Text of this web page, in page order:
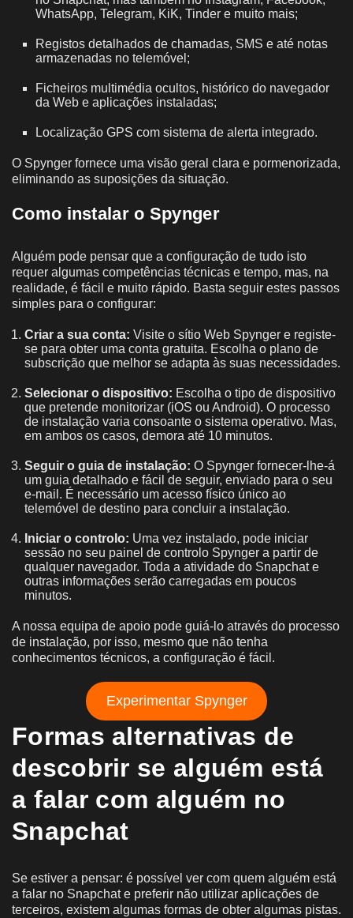
WhatsApp, Telegram, KiK, Tinder e muito mais;
Registos detalhados de chamadas, SMS e até notas
armazenadas no telemóvel;
Ficheiros multimédia ocultos, histórico do navegador
da Web e aplicações instaladas;
Localização GPS com sistema de alerta integrado.
O Spynger fornece uma visão geral clara e pormenorizada,
eliminando as suposições da situação.
Como instalar o Spynger
Alguém pode pensar que a configuração de tudo isto
requer algumas competências técnicas e tempo, mas, na
realidade, é fácil e muito rápido. Basta seguir estes passos
simples para o configurar:
Criar a sua conta: Visite o sítio Web Spynger e registe-
se para obter uma conta gratuita. Escolha o plano de
subscrição que melhor se adapta às suas necessidades.
Selecionar o dispositivo: Escolha o tipo de dispositivo
que pretende monitorizar (iOS ou Android). O processo
de instalação varia consoante o sistema operativo. Mas,
em ambos os casos, demora até 10 minutos.
Seguir o guia de instalação: O Spynger fornecer-lhe-á
um guia detalhado e fácil de seguir, enviado para o seu
e-mail. É necessário um acesso físico único ao
telemóvel de destino para concluir a instalação.
Iniciar o controlo: Uma vez instalado, pode iniciar
sessão no seu painel de controlo Spynger a partir de
qualquer navegador. Toda a atividade do Snapchat e
outras informações serão carregadas em poucos
minutos.
A nossa equipa de apoio pode guiá-lo através do processo
de instalação, por isso, mesmo que não tenha
conhecimentos técnicos, a configuração é fácil.
Experimentar Spynger
Formas alternativas de
descobrir se alguém está
a falar com alguém no
Snapchat
Se estiver a pensar: é possível ver com quem alguém está
a falar no Snapchat e preferir não utilizar aplicações de
terceiros, existem algumas formas de obter algumas pistas.